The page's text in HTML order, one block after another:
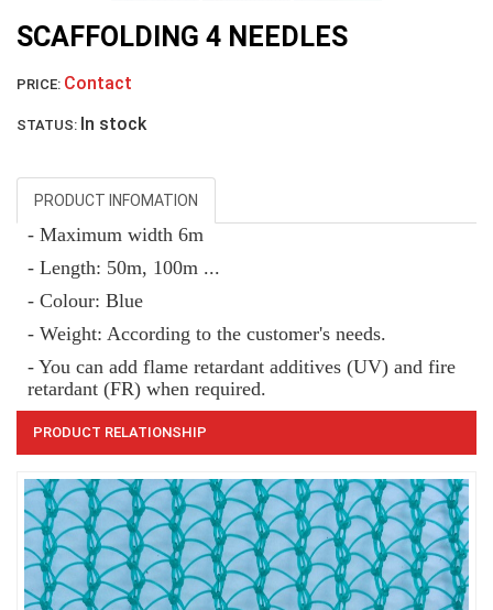
LƯỚI CHẮN CÔN TRÙNG
SCAFFOLDING 4 NEEDLES
PRICE: Contact
STATUS: In stock
PRODUCT INFOMATION
- Maximum width 6m
- Length: 50m, 100m ...
- Colour: Blue
- Weight: According to the customer's needs.
- You can add flame retardant additives (UV) and fire
retardant (FR) when required.
PRODUCT RELATIONSHIP